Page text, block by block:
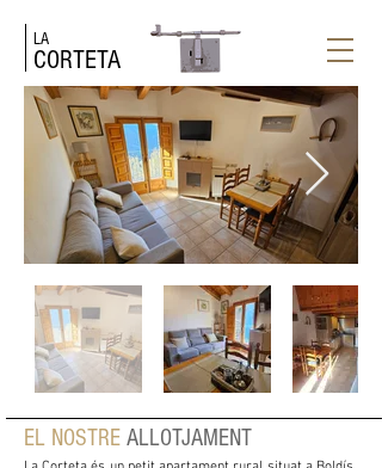
LA
CORTETA
EL NOSTRE ALLOTJAMENT